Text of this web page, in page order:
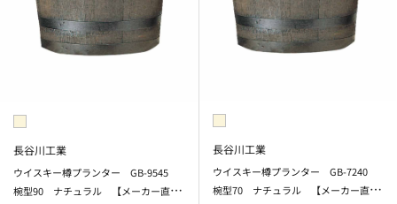
長谷川工業
ウイスキー樽プランター GB-9545
椀型90 ナチュラル 【メーカー直
長谷川工業
ウイスキー樽プランター GB-7240
椀型70 ナチュラル 【メーカー直